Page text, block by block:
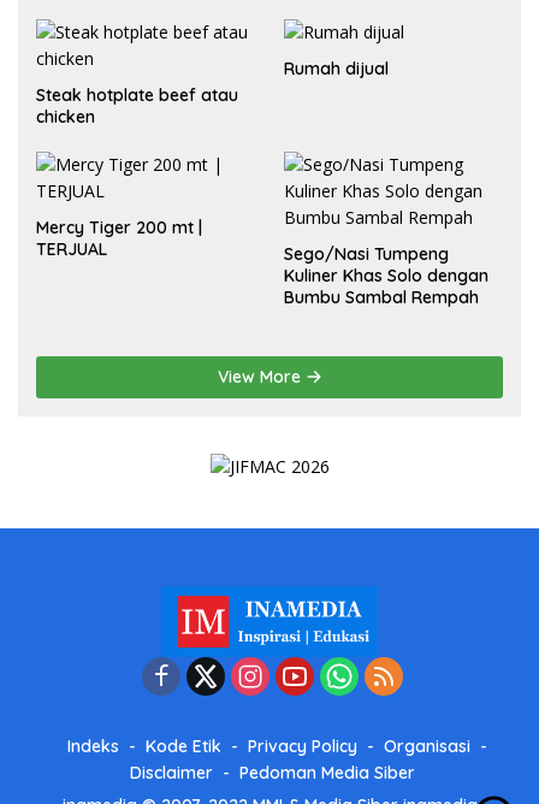
Steak hotplate beef atau
chicken
Rumah dijual
Mercy Tiger 200 mt |
TERJUAL
Sego/Nasi Tumpeng
Kuliner Khas Solo dengan
Bumbu Sambal Rempah
View More
Indeks Kode Etik Privacy Policy
Organisasi
Disclaimer
Pedoman Media Siber